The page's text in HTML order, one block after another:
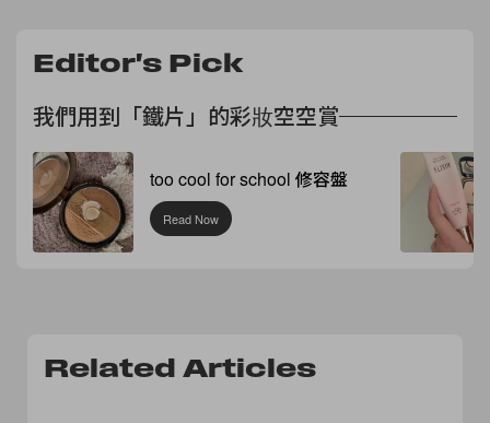
Editor's Pick
我們用到「鐵片」的彩妝空空賞
too cool for school 修容盤
Read Now
Related Articles